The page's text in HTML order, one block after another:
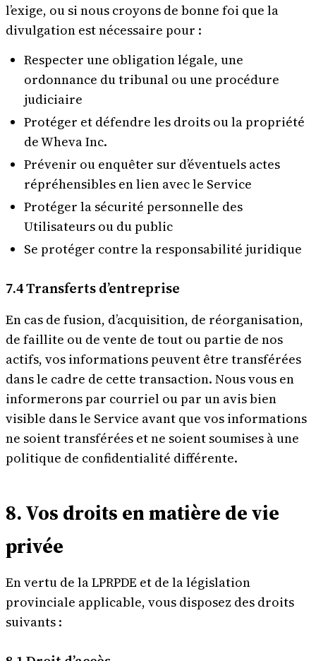
l’exige, ou si nous croyons de bonne foi que la
divulgation est nécessaire pour :
Respecter une obligation légale, une
ordonnance du tribunal ou une procédure
judiciaire
Protéger et défendre les droits ou la propriété
de Wheva Inc.
Prévenir ou enquêter sur d’éventuels actes
répréhensibles en lien avec le Service
Protéger la sécurité personnelle des
Utilisateurs ou du public
Se protéger contre la responsabilité juridique
7.4 Transferts d’entreprise
En cas de fusion, d’acquisition, de réorganisation,
de faillite ou de vente de tout ou partie de nos
actifs, vos informations peuvent être transférées
dans le cadre de cette transaction. Nous vous en
informerons par courriel ou par un avis bien
visible dans le Service avant que vos informations
ne soient transférées et ne soient soumises à une
politique de confidentialité différente.
8. Vos droits en matière de vie
privée
En vertu de la LPRPDE et de la législation
provinciale applicable, vous disposez des droits
suivants :